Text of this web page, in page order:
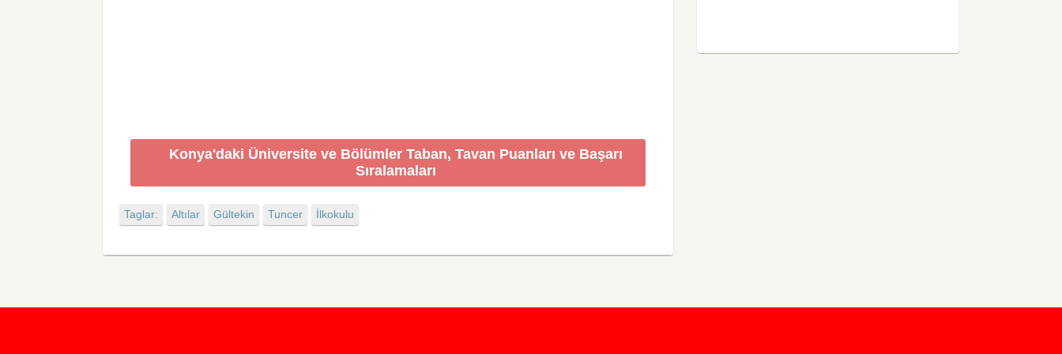
Konya'daki Üniversite ve Bölümler Taban, Tavan Puanları ve Başarı
Sıralamaları
Taglar: Altılar Gültekin Tuncer İlkokulu